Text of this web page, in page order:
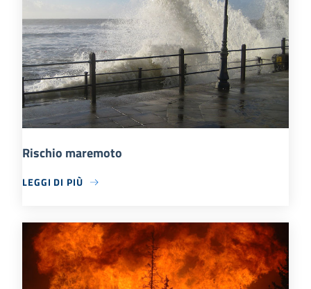
Rischio maremoto
LEGGI DI PIÙ